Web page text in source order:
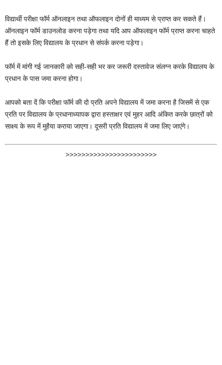
विद्यार्थी परीक्षा फॉर्म ऑनलाइन तथा ऑफलाइन दोनों ही माध्यम से प्राप्त कर सकते हैं।
ऑनलाइन फॉर्म डाउनलोड करना पड़ेगा तथा यदि आप ऑफलाइन फॉर्म प्राप्त करना चाहते
हैं तो इसके लिए विद्यालय के प्रधान से संपर्क करना पड़ेगा।
फॉर्म में मांगी गई जानकारी को सही-सही भर कर जरूरी दस्तावेज संलग्न करके विद्यालय के
प्रधान के पास जमा करना होगा।
आपको बता दें कि परीक्षा फॉर्म की दो प्रति अपने विद्यालय में जमा करना है जिसमें से एक
प्रति पर विद्यालय के प्रधानाध्यापक द्वारा हस्ताक्षर एवं मुहर आदि अंकित करके छात्रों को
साक्ष्य के रूप में मुहैया कराया जाएगा। दूसरी प्रति विद्यालय में जमा लिए जाएंगे।
>>>>>>>>>>>>>>>>>>>>>>>